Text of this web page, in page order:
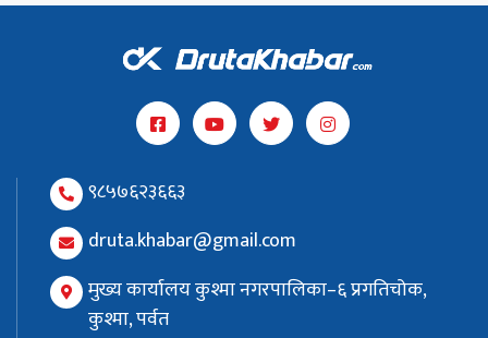
९८५७६२३६६३
druta.khabar@gmail.com
मुख्य कार्यालय कुश्मा नगरपालिका–६ प्रगतिचोक,
कुश्मा, पर्वत